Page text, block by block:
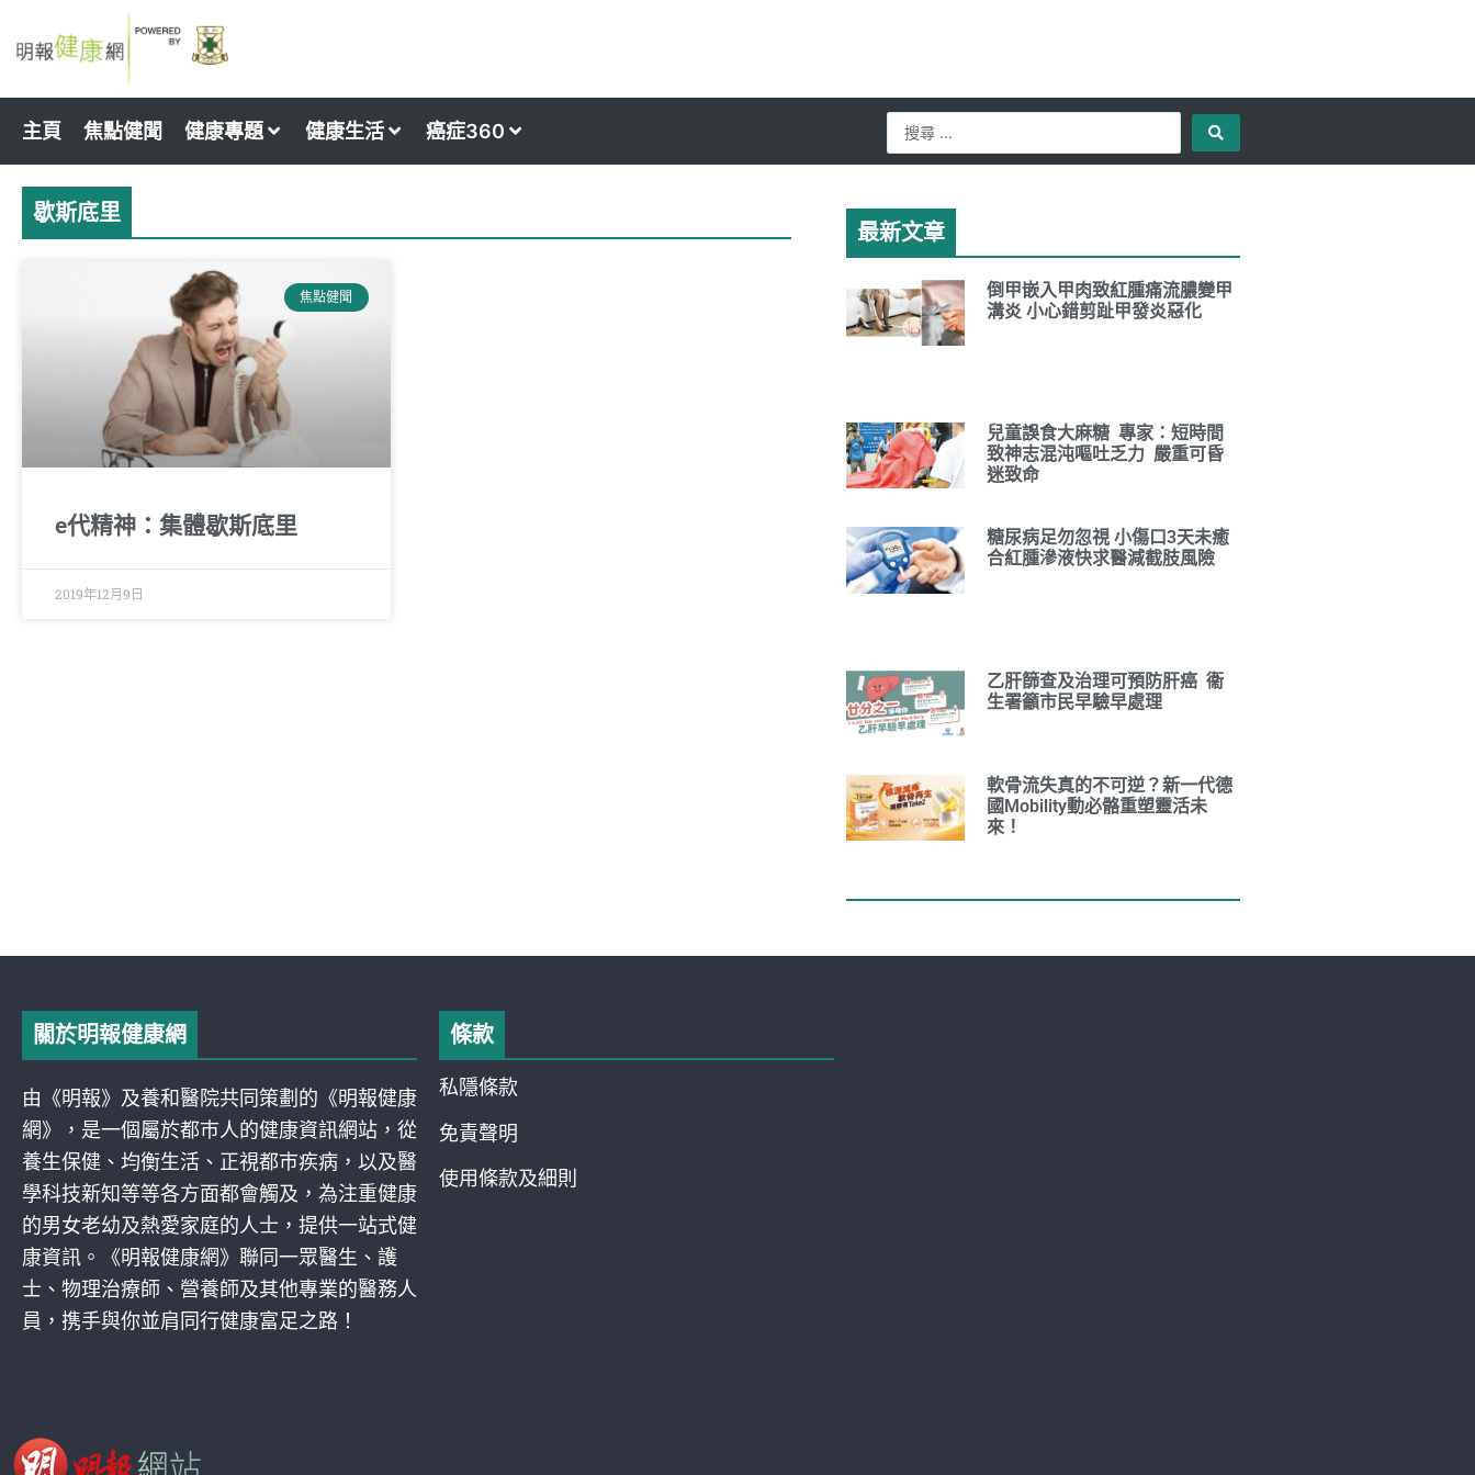
to
主頁 焦點健聞 健康專題 健康生活 癌症360
Search
...
歇斯底里
焦點健聞
e代精神：集體歇斯底里
2019年12月9日
最新文章
倒甲嵌入甲肉致紅腫痛流膿變甲
溝炎 小心錯剪趾甲發炎惡化
兒童誤食大麻糖 專家：短時間
致神志混沌嘔吐乏力 嚴重可昏
迷致命
糖尿病足勿忽視 小傷口3天未癒
合紅腫滲液快求醫減截肢風險
乙肝篩查及治理可預防肝癌 衞
生署籲市民早驗早處理
軟骨流失真的不可逆？新一代德
國Mobility動必骼重塑靈活未
來！
關於明報健康網
由《明報》及養和醫院共同策劃的《明報健康
網》，是一個屬於都巿人的健康資訊網站，從
養生保健、均衡生活、正視都巿疾病，以及醫
學科技新知等等各方面都會觸及，為注重健康
的男女老幼及熱愛家庭的人士，提供一站式健
康資訊。《明報健康網》聯同一眾醫生、護
士、物理治療師、營養師及其他專業的醫務人
員，携手與你並肩同行健康富足之路！
條款
私隱條款
免責聲明
使用條款及細則